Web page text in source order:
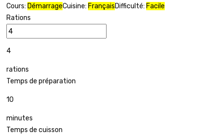
Cours: DémarrageCuisine: FrançaisDifficulté: Facile
Rations
4
rations
Temps de préparation
10
minutes
Temps de cuisson